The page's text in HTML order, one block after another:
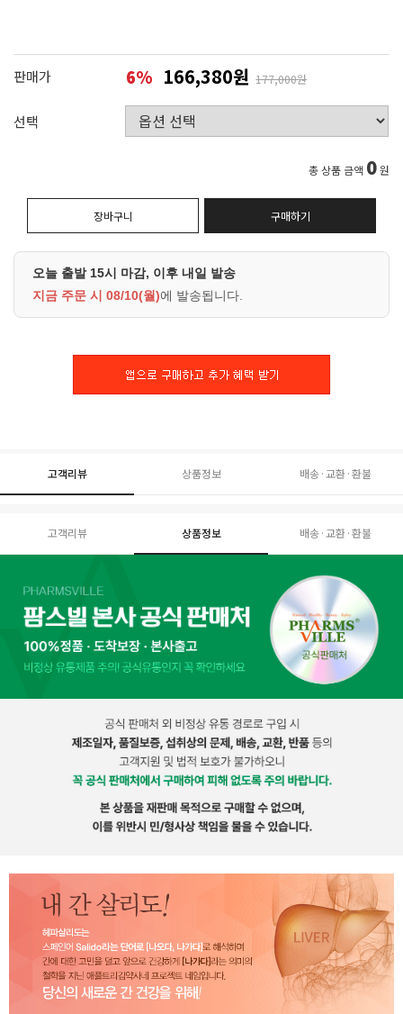
판매가 6% 166,380원 177,000원
선택
총 상품 금액 0원
장바구니 구매하기
오늘 출발 15시 마감, 이후 내일 발송
지금 주문 시 08/10(월)에 발송됩니다.
고객리뷰 상품정보 배송·교환·환불
고객리뷰 상품정보 배송·교환·환불